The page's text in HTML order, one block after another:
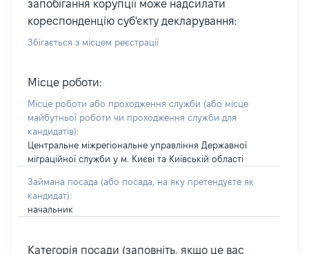
запобігання корупції може надсилати
кореспонденцію суб'єкту декларування:
Збігається з місцем реєстрації
Місце роботи:
Місце роботи або проходження служби (або місце
майбутньої роботи чи проходження служби для
кандидатів):
Центральне міжрегіональне управління Державної
міграційної служби у м. Києві та Київській області
Займана посада (або посада, на яку претендуєте як
кандидат):
начальник
Категорія посади (заповніть, якщо це вас